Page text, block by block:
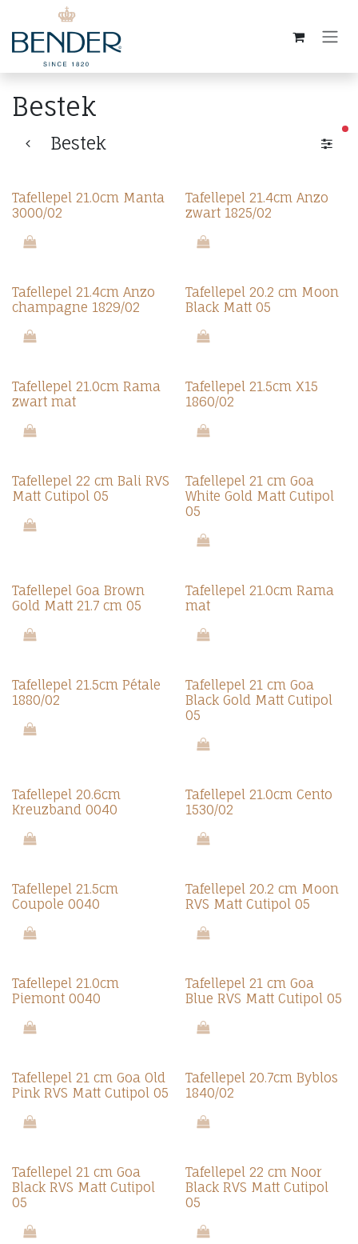
Overslaan naar inhoud
Bestek
Bestek
Tafellepel 21.0cm Manta
3000/02
Tafellepel 21.4cm Anzo
zwart 1825/02
Tafellepel 21.4cm Anzo
champagne 1829/02
Tafellepel 20.2 cm Moon
Black Matt 05
Tafellepel 21.0cm Rama
zwart mat
Tafellepel 21.5cm X15
1860/02
Tafellepel 22 cm Bali RVS
Matt Cutipol 05
Tafellepel 21 cm Goa
White Gold Matt Cutipol
05
Tafellepel Goa Brown
Gold Matt 21.7 cm 05
Tafellepel 21.0cm Rama
mat
Tafellepel 21.5cm Pétale
1880/02
Tafellepel 21 cm Goa
Black Gold Matt Cutipol
05
Tafellepel 20.6cm
Kreuzband 0040
Promo 7.0
Tafellepel 21.0cm Cento
1530/02
Tafellepel 21.5cm
Coupole 0040
Tafellepel 20.2 cm Moon
RVS Matt Cutipol 05
Tafellepel 21.0cm
Piemont 0040
Tafellepel 21 cm Goa
Blue RVS Matt Cutipol 05
Tafellepel 21 cm Goa Old
Pink RVS Matt Cutipol 05
Tafellepel 20.7cm Byblos
1840/02
Tafellepel 21 cm Goa
Black RVS Matt Cutipol
05
Tafellepel 22 cm Noor
Black RVS Matt Cutipol
05